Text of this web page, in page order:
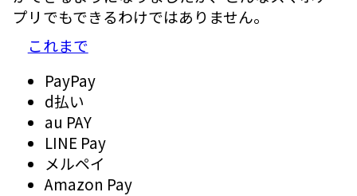
プリでもできるわけではありません。
これまで
PayPay
d払い
au PAY
LINE Pay
メルペイ
Amazon Pay